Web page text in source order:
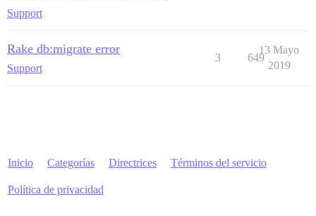
Support
Rake db:migrate error
Support
3 649
13 Mayo
2019
Inicio Categorías Directrices Términos del servicio
Política de privacidad